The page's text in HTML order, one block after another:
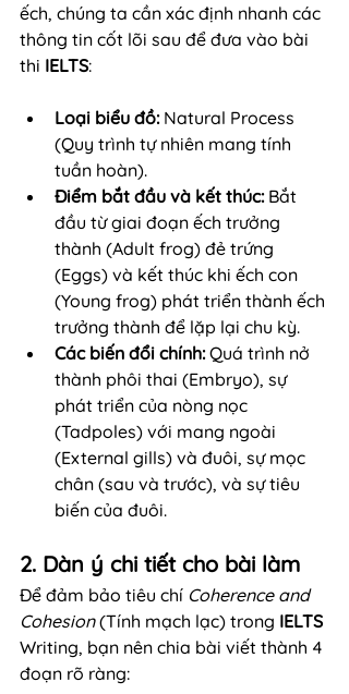
ếch, chúng ta cần xác định nhanh các
thông tin cốt lõi sau để đưa vào bài
thi IELTS:
Loại biểu đồ: Natural Process
(Quy trình tự nhiên mang tính
tuần hoàn).
Điểm bắt đầu và kết thúc: Bắt
đầu từ giai đoạn ếch trưởng
thành (Adult frog) đẻ trứng
(Eggs) và kết thúc khi ếch con
(Young frog) phát triển thành ếch
trưởng thành để lặp lại chu kỳ.
Các biến đổi chính: Quá trình nở
thành phôi thai (Embryo), sự
phát triển của nòng nọc
(Tadpoles) với mang ngoài
(External gills) và đuôi, sự mọc
chân (sau và trước), và sự tiêu
biến của đuôi.
2. Dàn ý chi tiết cho bài làm
Để đảm bảo tiêu chí Coherence and
Cohesion (Tính mạch lạc) trong IELTS
Writing, bạn nên chia bài viết thành 4
đoạn rõ ràng: